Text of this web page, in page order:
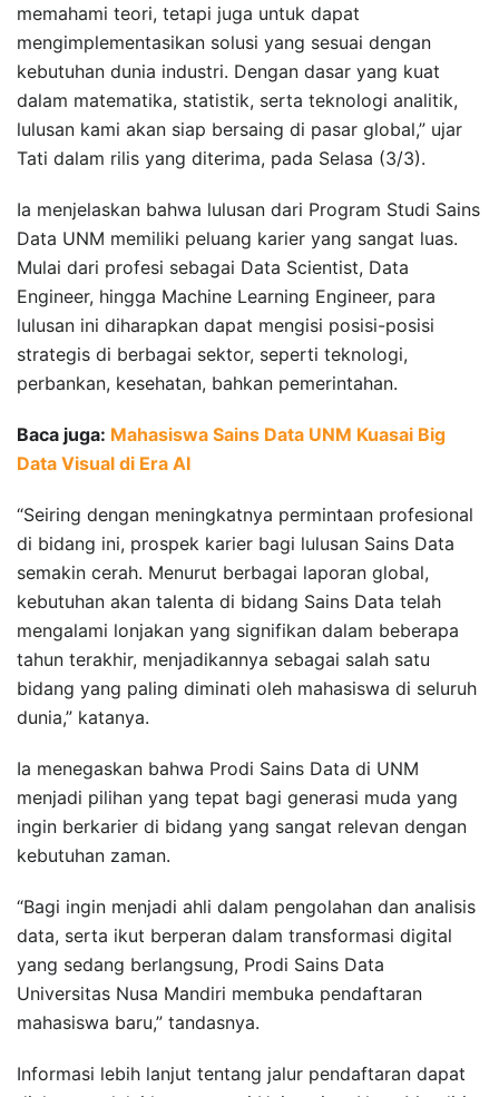
memahami teori, tetapi juga untuk dapat
mengimplementasikan solusi yang sesuai dengan
kebutuhan dunia industri. Dengan dasar yang kuat
dalam matematika, statistik, serta teknologi analitik,
lulusan kami akan siap bersaing di pasar global,” ujar
Tati dalam rilis yang diterima, pada Selasa (3/3).
Ia menjelaskan bahwa lulusan dari Program Studi Sains
Data UNM memiliki peluang karier yang sangat luas.
Mulai dari profesi sebagai Data Scientist, Data
Engineer, hingga Machine Learning Engineer, para
lulusan ini diharapkan dapat mengisi posisi-posisi
strategis di berbagai sektor, seperti teknologi,
perbankan, kesehatan, bahkan pemerintahan.
Baca juga: Mahasiswa Sains Data UNM Kuasai Big
Data Visual di Era AI
“Seiring dengan meningkatnya permintaan profesional
di bidang ini, prospek karier bagi lulusan Sains Data
semakin cerah. Menurut berbagai laporan global,
kebutuhan akan talenta di bidang Sains Data telah
mengalami lonjakan yang signifikan dalam beberapa
tahun terakhir, menjadikannya sebagai salah satu
bidang yang paling diminati oleh mahasiswa di seluruh
dunia,” katanya.
Ia menegaskan bahwa Prodi Sains Data di UNM
menjadi pilihan yang tepat bagi generasi muda yang
ingin berkarier di bidang yang sangat relevan dengan
kebutuhan zaman.
“Bagi ingin menjadi ahli dalam pengolahan dan analisis
data, serta ikut berperan dalam transformasi digital
yang sedang berlangsung, Prodi Sains Data
Universitas Nusa Mandiri membuka pendaftaran
mahasiswa baru,” tandasnya.
Informasi lebih lanjut tentang jalur pendaftaran dapat